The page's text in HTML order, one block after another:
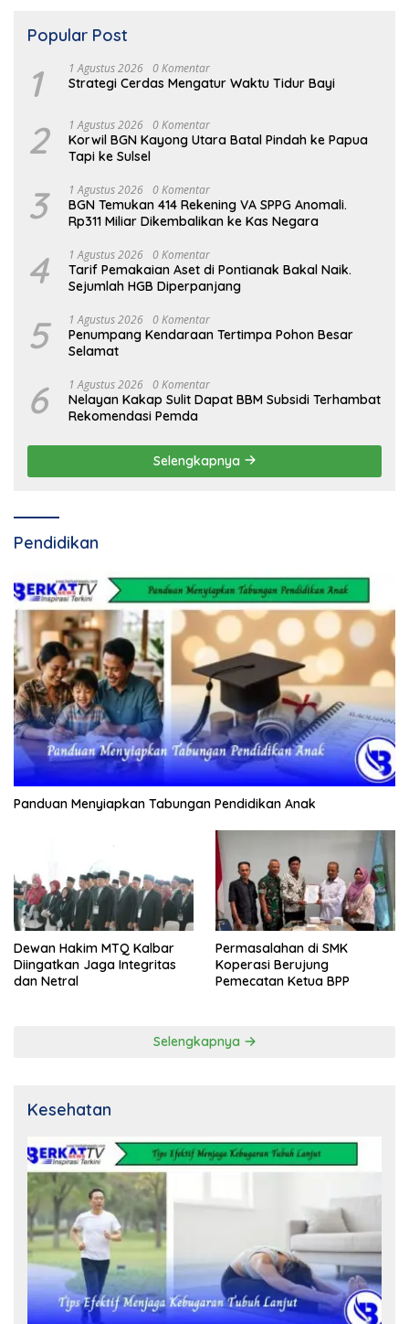
Popular Post
1 1 Agustus 2026 0 Komentar
Strategi Cerdas Mengatur Waktu Tidur Bayi
2 1 Agustus 2026 0 Komentar
Korwil BGN Kayong Utara Batal Pindah ke Papua
Tapi ke Sulsel
3 1 Agustus 2026 0 Komentar
BGN Temukan 414 Rekening VA SPPG Anomali.
Rp311 Miliar Dikembalikan ke Kas Negara
4 1 Agustus 2026 0 Komentar
Tarif Pemakaian Aset di Pontianak Bakal Naik.
Sejumlah HGB Diperpanjang
5 1 Agustus 2026 0 Komentar
Penumpang Kendaraan Tertimpa Pohon Besar
Selamat
6 1 Agustus 2026 0 Komentar
Nelayan Kakap Sulit Dapat BBM Subsidi Terhambat
Rekomendasi Pemda
Selengkapnya
Pendidikan
Panduan Menyiapkan Tabungan Pendidikan Anak
Dewan Hakim MTQ Kalbar
Diingatkan Jaga Integritas
dan Netral
Permasalahan di SMK
Koperasi Berujung
Pemecatan Ketua BPP
Selengkapnya
Kesehatan